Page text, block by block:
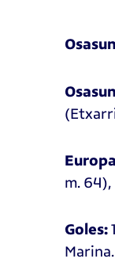
m. 64),
Goles:
Marina.